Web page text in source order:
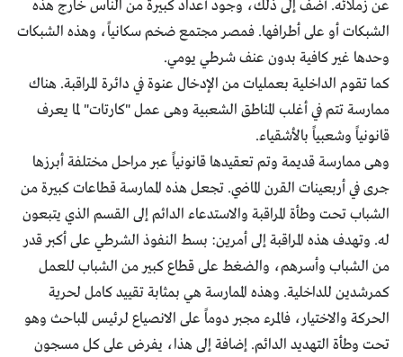
عن زملائه. أضف إلى ذلك، وجود أعداد كبيرة من الناس خارج هذه
الشبكات أو على أطرافها. فمصر مجتمع ضخم سكانياً، وهذه الشبكات
وحدها غير كافية بدون عنف شرطي يومي.
كما تقوم الداخلية بعمليات من الإدخال عنوة في دائرة المراقبة. هناك
ممارسة تتم في أغلب المناطق الشعبية وهى عمل "كارتات" لما يعرف
قانونياً وشعبياً بالأشقياء.
وهى ممارسة قديمة وتم تعقيدها قانونياً عبر مراحل مختلفة أبرزها
جرى في أربعينات القرن الماضي. تجعل هذه الممارسة قطاعات كبيرة من
الشباب تحت وطأة المراقبة والاستدعاء الدائم إلى القسم الذي يتبعون
له. وتهدف هذه المراقبة إلى أمرين: بسط النفوذ الشرطي على أكبر قدر
من الشباب وأسرهم، والضغط على قطاع كبير من الشباب للعمل
كمرشدين للداخلية. وهذه الممارسة هي بمثابة تقييد كامل لحرية
الحركة والاختيار، فالمرء مجبر دوماً على الانصياع لرئيس المباحث وهو
تحت وطأة التهديد الدائم. إضافة إلى هذا، يفرض على كل مسجون